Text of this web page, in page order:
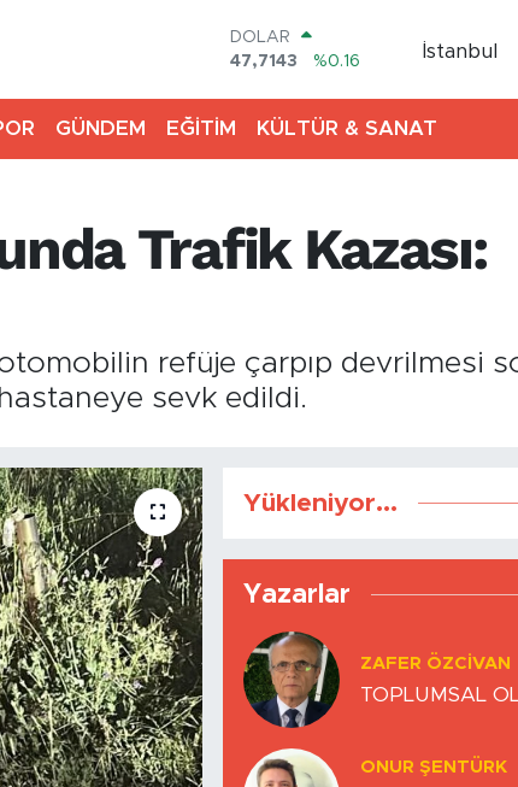
DOLAR
47,7143
%0.16
STERLİN
64,2463
%0.07
BİST100
13.799
%70
İstanbul
GÜNDEM EĞİTİM KÜLTÜR & SANAT
Trafik Kazası:
refüje çarpıp devrilmesi
sevk edildi.
Yükleniyor...
Yazarlar
ZAFER ÖZCIVAN
TOPLUMSAL
ONUR ŞENTÜRK